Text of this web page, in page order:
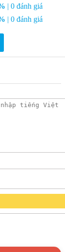
liệu đồng thau
chịu nhiệt và
lạnh thường
| 0 đánh giá
| 0 đánh giá